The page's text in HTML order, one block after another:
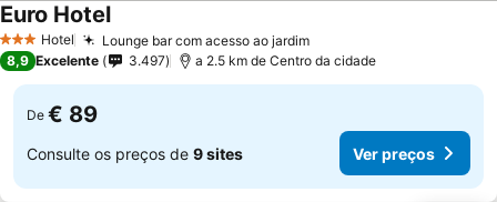
3 EstrelasHotel Lounge bar com acesso ao jardim
Euro Hotel
8,9 Excelente 3.497 a 2.5 km de Centro da cidade
De € 89
Consulte os preços de 9 sites Ver preços